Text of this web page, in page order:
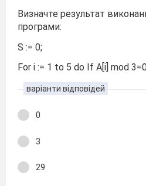
Визначте результат
програми:
S := 0;
For i := 1 to 5 do If A[i] mod
варіанти відповідей
0
3
29